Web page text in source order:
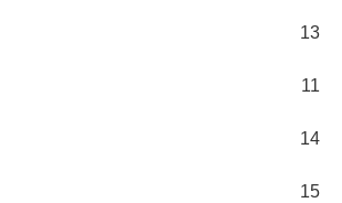
13
11
14
15